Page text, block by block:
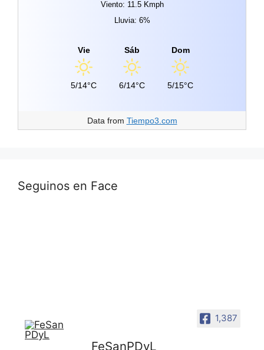
Viento: 11.5 Kmph
Lluvia: 6%
Vie
5/14°C
Sáb
6/14°C
Dom
5/15°C
Data from Tiempo3.com
Seguinos en Face
1,387
FeSanPDyL